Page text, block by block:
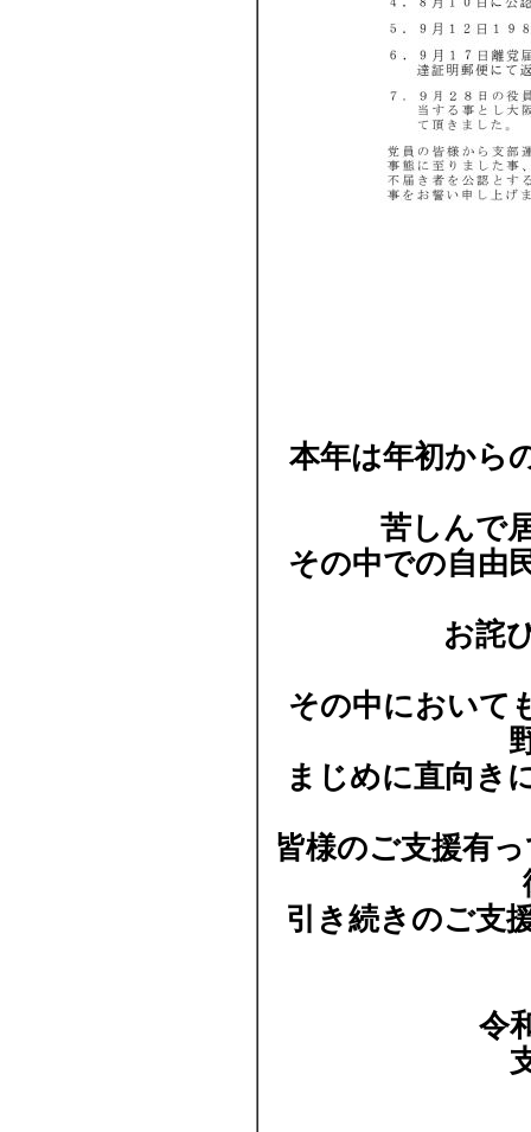
本年は年初から
苦しんで
その中での自由
お詫
その中において
まじめに直向き
皆様のご支援有
引き続きのご支
令